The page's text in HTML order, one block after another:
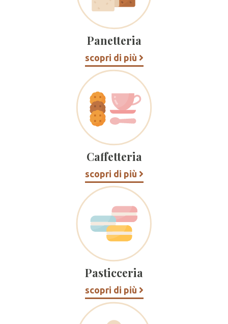
Panetteria
scopri di più
Caffetteria
scopri di più
Pasticceria
scopri di più